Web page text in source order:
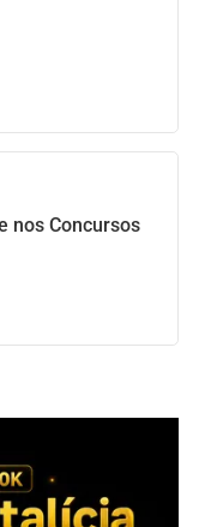
nos Concursos